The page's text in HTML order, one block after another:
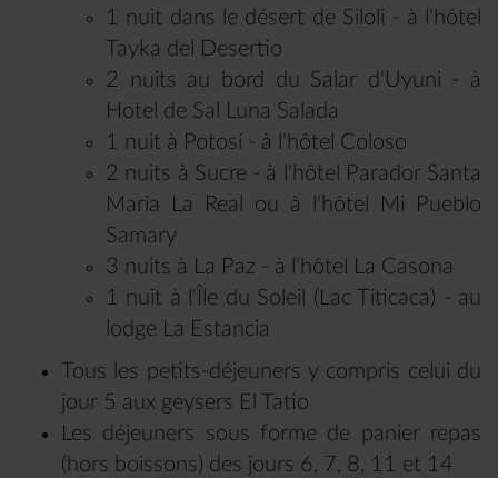
1 nuit dans le désert de Siloli - à l'hôtel
Tayka del Desertio
2 nuits au bord du Salar d'Uyuni - à
Hotel de Sal Luna Salada
1 nuit à Potosí - à l'hôtel Coloso
2 nuits à Sucre - à l'hôtel Parador Santa
Maria La Real ou à l'hôtel Mi Pueblo
Samary
3 nuits à La Paz - à l'hôtel La Casona
1 nuit à l'Île du Soleil (Lac Titicaca) - au
lodge La Estancia
Tous les petits-déjeuners y compris celui du
jour 5 aux geysers El Tatio
Les déjeuners sous forme de panier repas
(hors boissons) des jours 6, 7, 8, 11 et 14